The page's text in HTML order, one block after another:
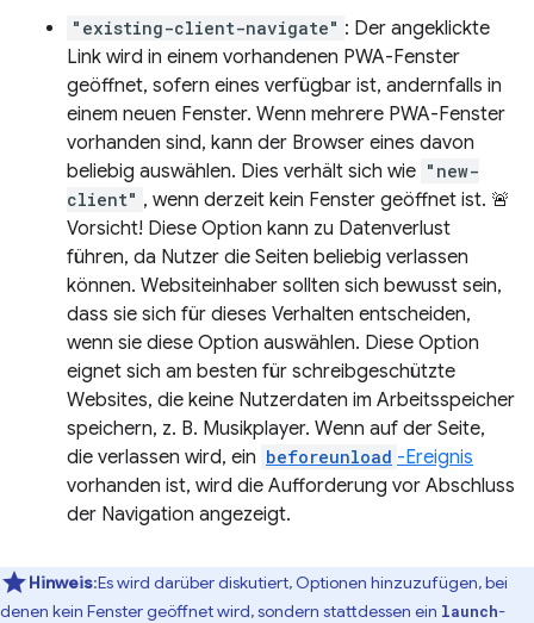
"existing-client-navigate" : Der angeklickte
Link wird in einem vorhandenen PWA-Fenster
geöffnet, sofern eines verfügbar ist, andernfalls in
einem neuen Fenster. Wenn mehrere PWA-Fenster
vorhanden sind, kann der Browser eines davon
beliebig auswählen. Dies verhält sich wie "new-
client" , wenn derzeit kein Fenster geöffnet ist. 🚨
Vorsicht! Diese Option kann zu Datenverlust
führen, da Nutzer die Seiten beliebig verlassen
können. Websiteinhaber sollten sich bewusst sein,
dass sie sich für dieses Verhalten entscheiden,
wenn sie diese Option auswählen. Diese Option
eignet sich am besten für schreibgeschützte
Websites, die keine Nutzerdaten im Arbeitsspeicher
speichern, z. B. Musikplayer. Wenn auf der Seite,
die verlassen wird, ein beforeunload -Ereignis
vorhanden ist, wird die Aufforderung vor Abschluss
der Navigation angezeigt.
Hinweis:Es wird darüber diskutiert, Optionen hinzuzufügen, bei
denen kein Fenster geöffnet wird, sondern stattdessen ein launch-